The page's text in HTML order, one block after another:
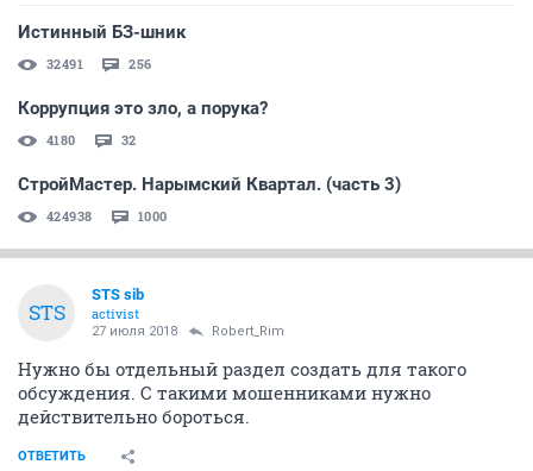
Истинный БЗ-шник
32491 256
Коррупция это зло, а порука?
4180 32
СтройМастер. Нарымский Квартал. (часть 3)
424938 1000
STS
STS sib
activist
27 июля 2018 Robert_Rim
Нужно бы отдельный раздел создать для такого
обсуждения. С такими мошенниками нужно
действительно бороться.
ОТВЕТИТЬ